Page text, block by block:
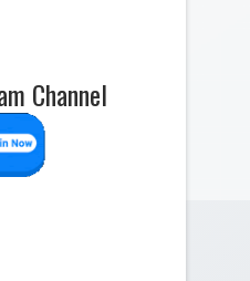
Channel